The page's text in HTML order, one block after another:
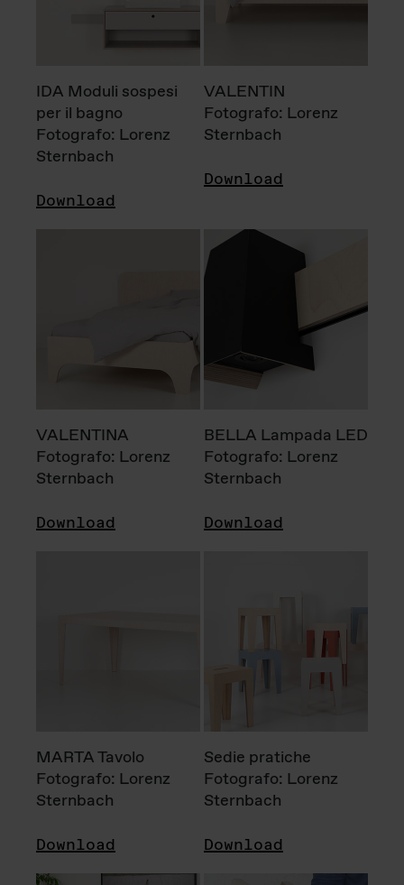
IDA Moduli sospesi
per il bagno
Fotografo: Lorenz
Sternbach
Download
VALENTIN
Fotografo: Lorenz
Sternbach
Download
VALENTINA
Fotografo: Lorenz
Sternbach
Download
BELLA Lampada LED
Fotografo: Lorenz
Sternbach
Download
MARTA Tavolo
Fotografo: Lorenz
Sternbach
Download
Sedie pratiche
Fotografo: Lorenz
Sternbach
Download